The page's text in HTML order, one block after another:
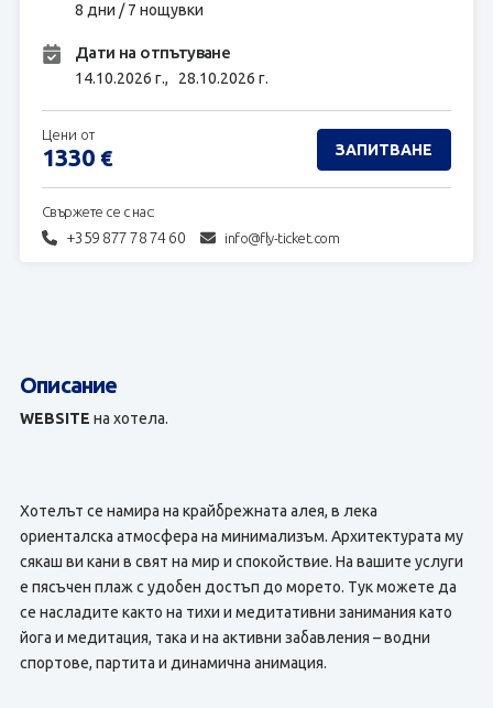
8 дни / 7 нощувки
Дати на отпътуване
14.10.2026 г., 28.10.2026 г.
Свържете се с нас:
+359 877 78 74 60 info@fly-ticket.com
Цени от
1330 € ЗАПИТВАНЕ
Описание
WEBSITE на хотела.
Хотелът се намира на крайбрежната алея, в лека
ориенталска атмосфера на минимализъм. Архитектурата му
сякаш ви кани в свят на мир и спокойствие. На вашите услуги
е пясъчен плаж с удобен достъп до морето. Тук можете да
се насладите както на тихи и медитативни занимания като
йога и медитация, така и на активни забавления – водни
спортове, партита и динамична анимация.